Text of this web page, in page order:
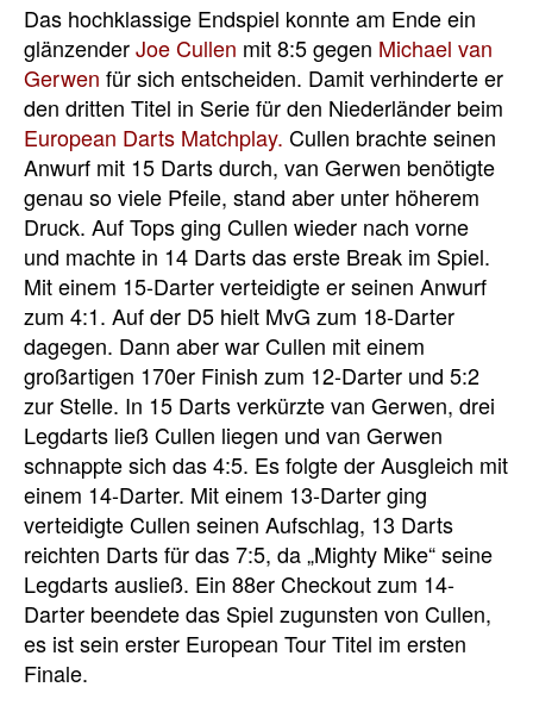
Das hochklassige Endspiel konnte am Ende ein
glänzenderJoe Cullen mit 8:5 gegen Michael van
Gerwen für sich entscheiden. Damit verhinderte er
den dritten Titel in Serie für den Niederländer beim
European Darts Matchplay. Cullen brachte seinen
Anwurf mit 15 Darts durch, van Gerwen benötigte
genau so viele Pfeile, stand aber unter höherem
Druck. Auf Tops ging Cullen wieder nach vorne
und machte in 14 Darts das erste Break im Spiel.
Mit einem 15-Darter verteidigte er seinen Anwurf
zum 4:1. Auf der D5 hielt MvG zum 18-Darter
dagegen. Dann aber war Cullen mit einem
großartigen 170er Finish zum 12-Darter und 5:2
zur Stelle. In 15 Darts verkürzte van Gerwen, drei
Legdarts ließ Cullen liegen und van Gerwen
schnappte sich das 4:5. Es folgte der Ausgleich mit
einem 14-Darter. Mit einem 13-Darter ging
verteidigte Cullen seinen Aufschlag, 13 Darts
reichten Darts für das 7:5, da „Mighty Mike“ seine
Legdarts ausließ. Ein 88er Checkout zum 14-
Darter beendete das Spiel zugunsten von Cullen,
es ist sein erster European Tour Titel im ersten
Finale.